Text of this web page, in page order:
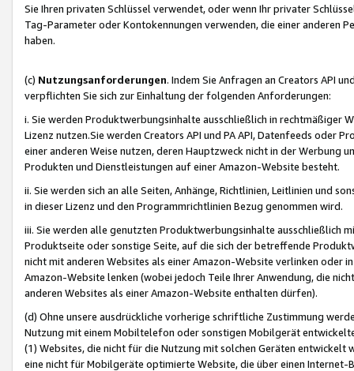
Sie Ihren privaten Schlüssel verwendet, oder wenn Ihr privater
Tag-Parameter oder Kontokennungen verwenden, die einer anderen
haben.
(c) Nutzungsanforderungen. Indem Sie Anfragen an Creators API
verpflichten Sie sich zur Einhaltung der folgenden Anforderungen:
i. Sie werden Produktwerbungsinhalte ausschließlich in rechtmäßiger
Lizenz nutzen.Sie werden Creators API und PA API, Datenfeeds oder
einer anderen Weise nutzen, deren Hauptzweck nicht in der Werbung
Produkten und Dienstleistungen auf einer Amazon-Website besteht.
ii. Sie werden sich an alle Seiten, Anhänge, Richtlinien, Leitlinien und
in dieser Lizenz und den Programmrichtlinien Bezug genommen wird.
iii. Sie werden alle genutzten Produktwerbungsinhalte ausschließlich
Produktseite oder sonstige Seite, auf die sich der betreffende
nicht mit anderen Websites als einer Amazon-Website verlinken oder
Amazon-Website lenken (wobei jedoch Teile Ihrer Anwendung, die
anderen Websites als einer Amazon-Website enthalten dürfen).
(d) Ohne unsere ausdrückliche vorherige schriftliche Zustimmung
Nutzung mit einem Mobiltelefon oder sonstigen Mobilgerät
(1) Websites, die nicht für die Nutzung mit solchen Geräten
eine nicht für Mobilgeräte optimierte Website, die über einen